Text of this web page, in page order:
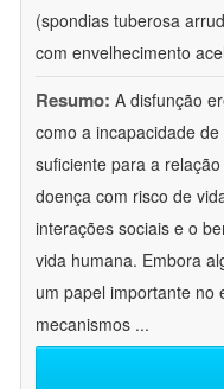
(spondias tuberosa
com envelhecimento
Resumo: A disfunção
como a incapacidade
suficiente para a
doença com risco de
interações sociais e o
vida humana. Embora
um papel importante no
mecanismos ...